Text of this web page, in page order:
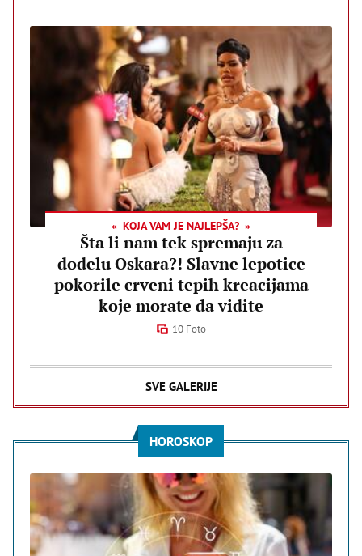
KOJA VAM JE NAJLEPŠA?
Šta li nam tek spremaju za
dodelu Oskara?! Slavne lepotice
pokorile crveni tepih kreacijama
koje morate da vidite
10 Foto
SVE GALERIJE
HOROSKOP